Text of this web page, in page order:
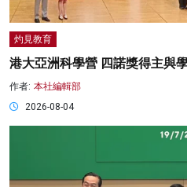
灼見教育
港大亞洲科學營 四諾獎得主與
作者: 本社編輯部
2026-08-04